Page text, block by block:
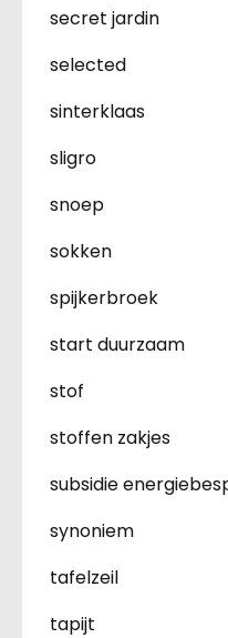
secret jardin
selected
sinterklaas
sligro
snoep
sokken
spijkerbroek
start duurzaam
stof
stoffen zakjes
subsidie
synoniem
tafelzeil
tapijt